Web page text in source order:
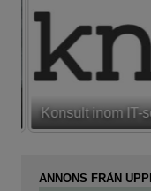
Konsult inom IT-
ANNONS FRÅN